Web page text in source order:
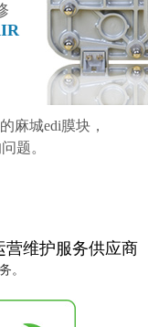
麻城edi膜块，
题。
营维护服务供应商
。